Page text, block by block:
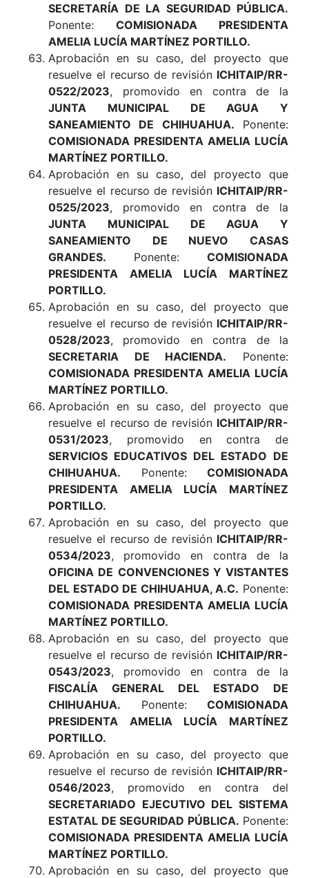
SECRETARÍA DE LA SEGURIDAD PÚBLICA.
Ponente: COMISIONADA PRESIDENTA
AMELIA LUCÍA MARTÍNEZ PORTILLO.
Aprobación en su caso, del proyecto que
resuelve el recurso de revisión ICHITAIP/RR-
0522/2023, promovido en contra de la
JUNTA MUNICIPAL DE AGUA Y
SANEAMIENTO DE CHIHUAHUA. Ponente:
COMISIONADA PRESIDENTA AMELIA LUCÍA
MARTÍNEZ PORTILLO.
Aprobación en su caso, del proyecto que
resuelve el recurso de revisión ICHITAIP/RR-
0525/2023, promovido en contra de la
JUNTA MUNICIPAL DE AGUA Y
SANEAMIENTO DE NUEVO CASAS
GRANDES. Ponente: COMISIONADA
PRESIDENTA AMELIA LUCÍA MARTÍNEZ
PORTILLO.
Aprobación en su caso, del proyecto que
resuelve el recurso de revisión ICHITAIP/RR-
0528/2023, promovido en contra de la
SECRETARIA DE HACIENDA. Ponente:
COMISIONADA PRESIDENTA AMELIA LUCÍA
MARTÍNEZ PORTILLO.
Aprobación en su caso, del proyecto que
resuelve el recurso de revisión ICHITAIP/RR-
0531/2023, promovido en contra de
SERVICIOS EDUCATIVOS DEL ESTADO DE
CHIHUAHUA. Ponente: COMISIONADA
PRESIDENTA AMELIA LUCÍA MARTÍNEZ
PORTILLO.
Aprobación en su caso, del proyecto que
resuelve el recurso de revisión ICHITAIP/RR-
0534/2023, promovido en contra de la
OFICINA DE CONVENCIONES Y VISTANTES
DEL ESTADO DE CHIHUAHUA, A.C. Ponente:
COMISIONADA PRESIDENTA AMELIA LUCÍA
MARTÍNEZ PORTILLO.
Aprobación en su caso, del proyecto que
resuelve el recurso de revisión ICHITAIP/RR-
0543/2023, promovido en contra de la
FISCALÍA GENERAL DEL ESTADO DE
CHIHUAHUA. Ponente: COMISIONADA
PRESIDENTA AMELIA LUCÍA MARTÍNEZ
PORTILLO.
Aprobación en su caso, del proyecto que
resuelve el recurso de revisión ICHITAIP/RR-
0546/2023, promovido en contra del
SECRETARIADO EJECUTIVO DEL SISTEMA
ESTATAL DE SEGURIDAD PÚBLICA. Ponente:
COMISIONADA PRESIDENTA AMELIA LUCÍA
MARTÍNEZ PORTILLO.
Aprobación en su caso, del proyecto que